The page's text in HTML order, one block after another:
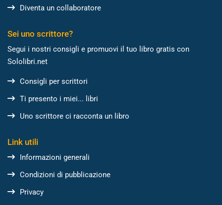
Diventa un collaboratore
Sei uno scrittore?
Segui i nostri consigli e promuovi il tuo libro gratis con
Sololibri.net
Consigli per scrittori
Ti presento i miei... libri
Uno scrittore ci racconta un libro
Link utili
Informazioni generali
Condizioni di pubblicazione
Privacy